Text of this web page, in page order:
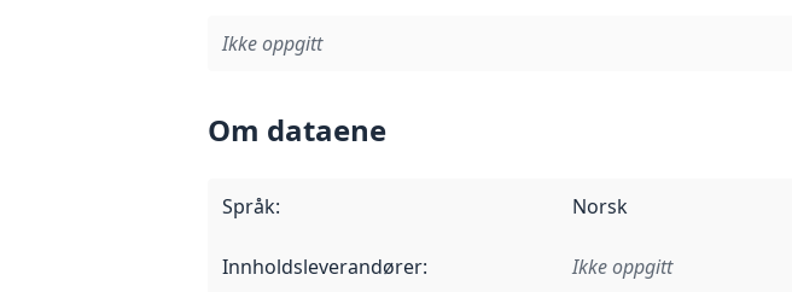
Ikke oppgitt
Om dataene
Språk: Norsk
Innholdsleverandører: Ikke oppgitt